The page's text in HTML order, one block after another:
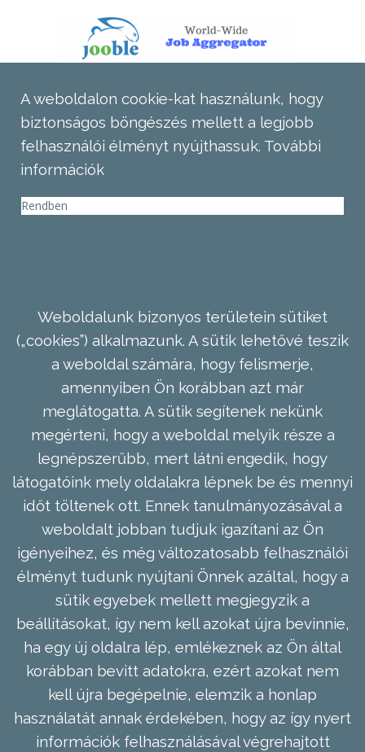
A weboldalon cookie-kat használunk, hogy
biztonságos böngészés mellett a legjobb
felhasználói élményt nyújthassuk. További
információk
Rendben
Weboldalunk bizonyos területein sütiket
(„cookies”) alkalmazunk. A sütik lehetővé teszik
a weboldal számára, hogy felismerje,
amennyiben Ön korábban azt már
meglátogatta. A sütik segítenek nekünk
megérteni, hogy a weboldal melyik része a
legnépszerűbb, mert látni engedik, hogy
látogatóink mely oldalakra lépnek be és mennyi
időt töltenek ott. Ennek tanulmányozásával a
weboldalt jobban tudjuk igazítani az Ön
igényeihez, és még változatosabb felhasználói
élményt tudunk nyújtani Önnek azáltal, hogy a
sütik egyebek mellett megjegyzik a
beállításokat, így nem kell azokat újra bevinnie,
ha egy új oldalra lép, emlékeznek az Ön által
korábban bevitt adatokra, ezért azokat nem
kell újra begépelnie, elemzik a honlap
használatát annak érdekében, hogy az így nyert
információk felhasználásával végrehajtott